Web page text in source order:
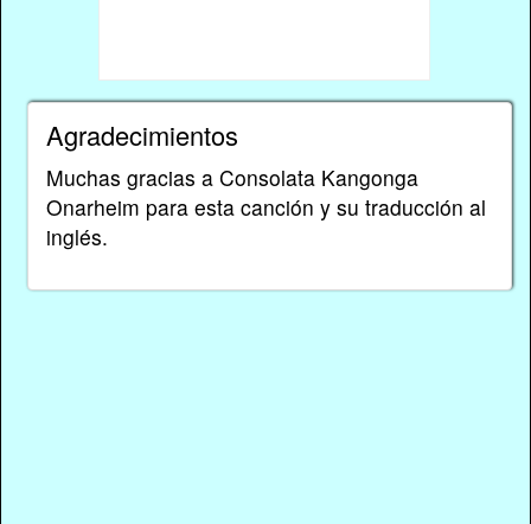
Agradecimientos
Muchas gracias a Consolata Kangonga
Onarheim para esta canción y su traducción al
inglés.